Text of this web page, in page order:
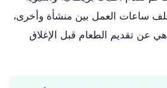
ساعات العمل بين منشأة وأخرى،
عن تقديم الطعام قبل الإغلاق